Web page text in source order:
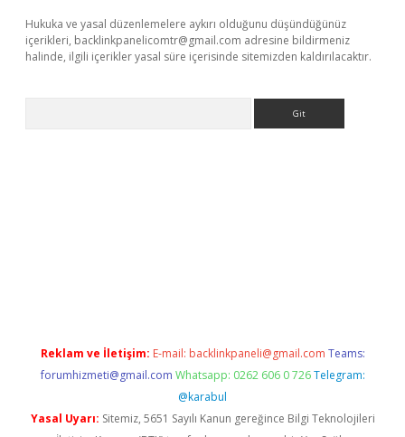
Hukuka ve yasal düzenlemelere aykırı olduğunu düşündüğünüz
içerikleri, backlinkpanelicomtr@gmail.com adresine bildirmeniz
halinde, ilgili içerikler yasal süre içerisinde sitemizden kaldırılacaktır.
Reklam ve İletişim: E-mail: backlinkpaneli@gmail.com Teams:
forumhizmeti@gmail.com Whatsapp: 0262 606 0 726 Telegram:
@karabul
Yasal Uyarı: Sitemiz, 5651 Sayılı Kanun gereğince Bilgi Teknolojileri